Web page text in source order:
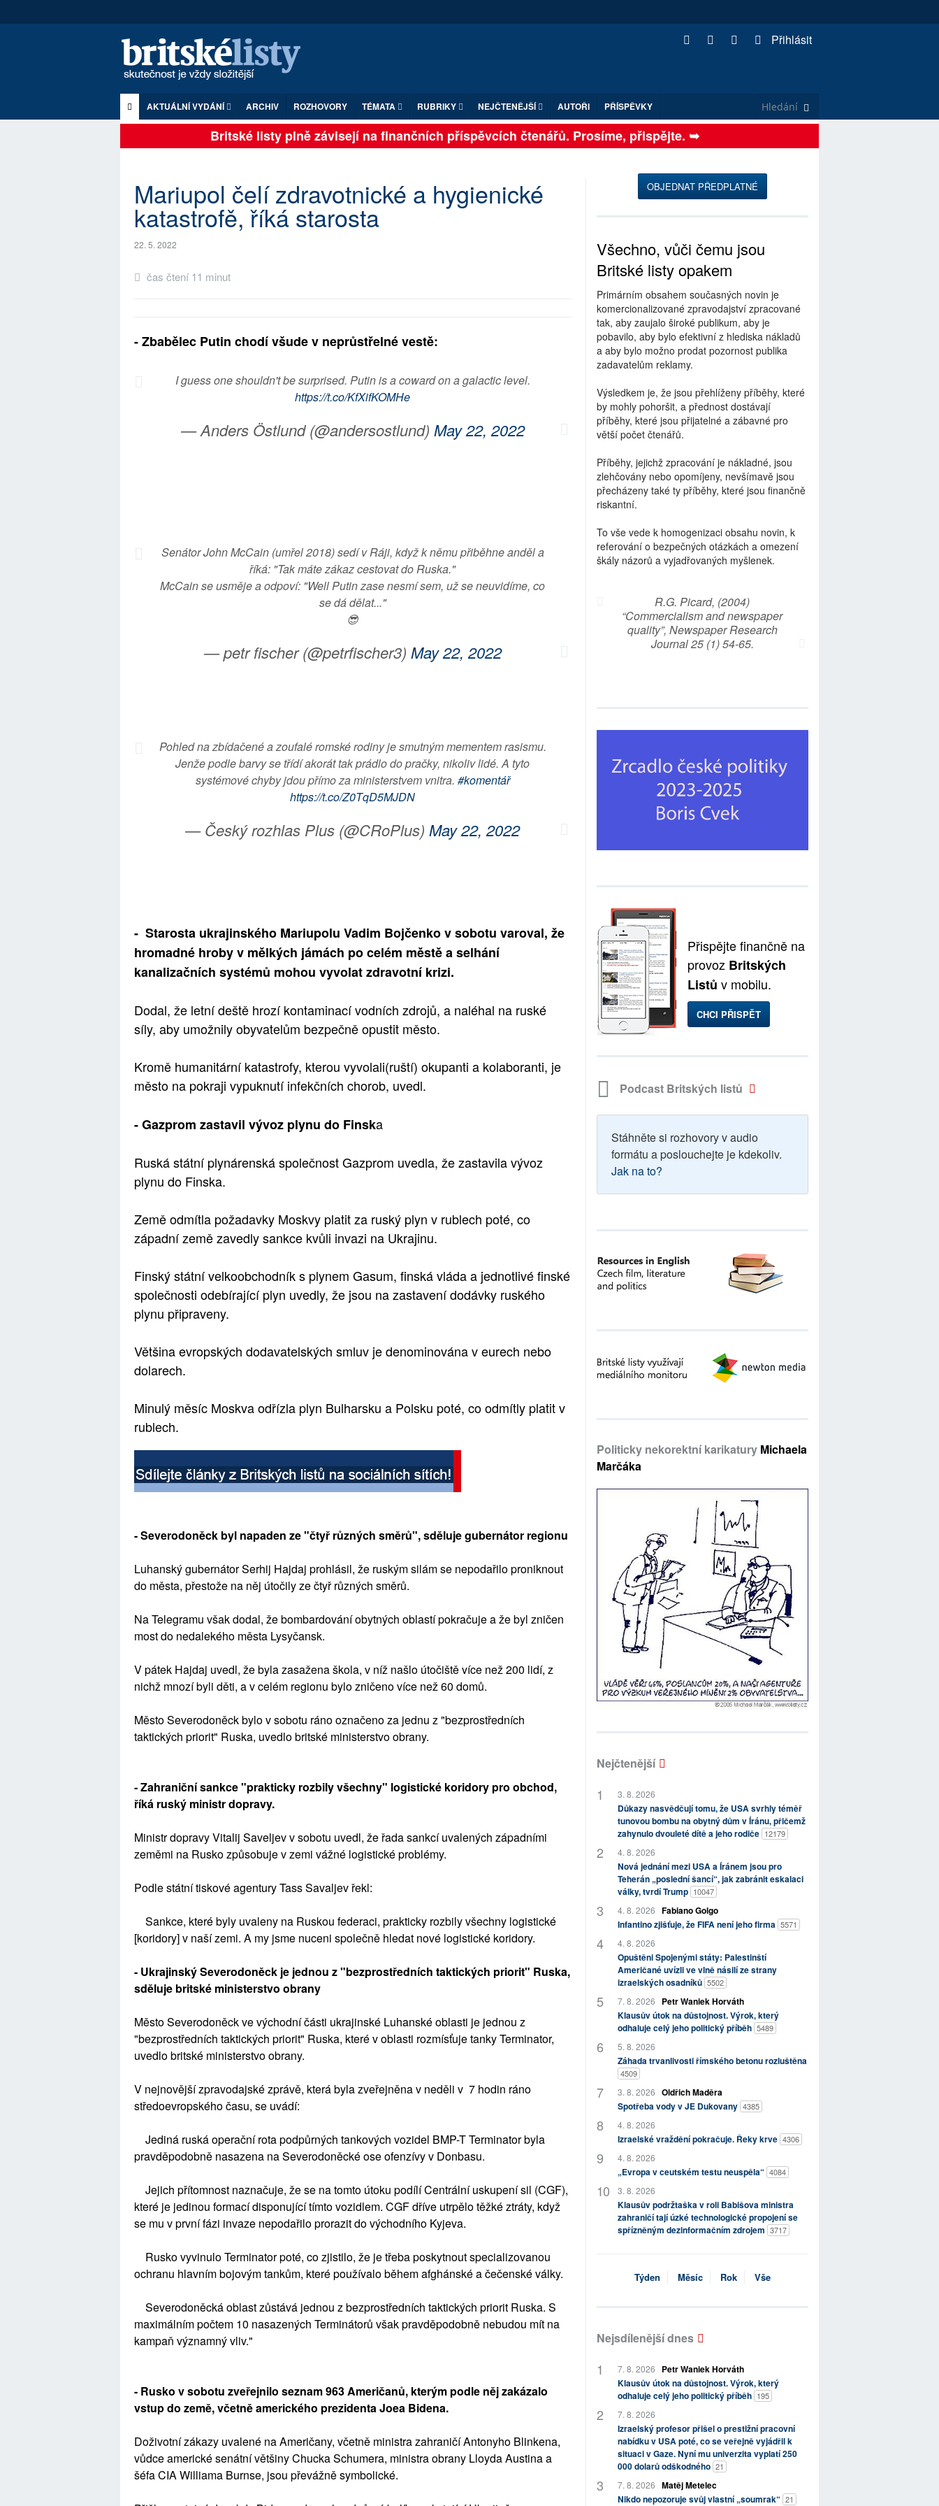
Přihlásit
AKTUÁLNÍ VYDÁNÍ ARCHIV ROZHOVORY TÉMATA RUBRIKY NEJČTENĚJŠÍ AUTOŘI PŘÍSPĚVKY
Britské listy plně závisejí na finančních příspěvcích čtenářů. Prosíme, přispějte. ➥
Mariupol čelí zdravotnické a hygienické
katastrofě, říká starosta
22. 5. 2022
čas čtení 11 minut
- Zbabělec Putin chodí všude v neprůstřelné vestě:
I guess one shouldn't be surprised. Putin is a coward on a galactic level.
https://t.co/KfXifKOMHe
— Anders Östlund (@andersostlund) May 22, 2022
Senátor John McCain (umřel 2018) sedí v Ráji, když k němu přiběhne anděl a
říká: "Tak máte zákaz cestovat do Ruska."
McCain se usměje a odpoví: "Well Putin zase nesmí sem, už se neuvidíme, co
se dá dělat..."
😎
— petr fischer (@petrfischer3) May 22, 2022
Pohled na zbídačené a zoufalé romské rodiny je smutným mementem rasismu.
Jenže podle barvy se třídí akorát tak prádlo do pračky, nikoliv lidé. A tyto
systémové chyby jdou přímo za ministerstvem vnitra. #komentář
https://t.co/Z0TqD5MJDN
— Český rozhlas Plus (@CRoPlus)May 22, 2022
- Starosta ukrajinského Mariupolu Vadim Bojčenko v sobotu varoval, že
hromadné hroby v mělkých jámách po celém městě a selhání
kanalizačních systémů mohou vyvolat zdravotní krizi.
Dodal, že letní deště hrozí kontaminací vodních zdrojů, a naléhal na ruské
síly, aby umožnily obyvatelům bezpečně opustit město.
Kromě humanitární katastrofy, kterou vyvolali(ruští) okupanti a kolaboranti, je
město na pokraji vypuknutí infekčních chorob, uvedl.
- Gazprom zastavil vývoz plynu do Finska
Ruská státní plynárenská společnost Gazprom uvedla, že zastavila vývoz
plynu do Finska.
Země odmítla požadavky Moskvy platit za ruský plyn v rublech poté, co
západní země zavedly sankce kvůli invazi na Ukrajinu.
Finský státní velkoobchodník s plynem Gasum, finská vláda a jednotlivé finské
společnosti odebírající plyn uvedly, že jsou na zastavení dodávky ruského
plynu připraveny.
Většina evropských dodavatelských smluv je denominována v eurech nebo
dolarech.
Minulý měsíc Moskva odřízla plyn Bulharsku a Polsku poté, co odmítly platit v
rublech.
- Severodoněck byl napaden ze "čtyř různých směrů", sděluje gubernátor regionu
Luhanský gubernátor Serhij Hajdaj prohlásil, že ruským silám se nepodařilo proniknout
do města, přestože na něj útočily ze čtyř různých směrů.
Na Telegramu však dodal, že bombardování obytných oblastí pokračuje a že byl zničen
most do nedalekého města Lysyčansk.
V pátek Hajdaj uvedl, že byla zasažena škola, v níž našlo útočiště více než 200 lidí, z
nichž mnozí byli děti, a v celém regionu bylo zničeno více než 60 domů.
Město Severodoněck bylo v sobotu ráno označeno za jednu z "bezprostředních
taktických priorit" Ruska, uvedlo britské ministerstvo obrany.
- Zahraniční sankce "prakticky rozbily všechny" logistické koridory pro obchod,
říká ruský ministr dopravy.
Ministr dopravy Vitalij Saveljev v sobotu uvedl, že řada sankcí uvalených západními
zeměmi na Rusko způsobuje v zemi vážné logistické problémy.
Podle státní tiskové agentury Tass Savaljev řekl:
Sankce, které byly uvaleny na Ruskou federaci, prakticky rozbily všechny logistické
[koridory] v naší zemi. A my jsme nuceni společně hledat nové logistické koridory.
- Ukrajinský Severodoněck je jednou z "bezprostředních taktických priorit" Ruska,
sděluje britské ministerstvo obrany
Město Severodoněck ve východní části ukrajinské Luhanské oblasti je jednou z
"bezprostředních taktických priorit" Ruska, které v oblasti rozmísťuje tanky Terminator,
uvedlo britské ministerstvo obrany.
V nejnovější zpravodajské zprávě, která byla zveřejněna v neděli v 7 hodin ráno
středoevropského času, se uvádí:
Jediná ruská operační rota podpůrných tankových vozidel BMP-T Terminator byla
pravděpodobně nasazena na Severodoněcké ose ofenzívy v Donbasu.
Jejich přítomnost naznačuje, že se na tomto útoku podílí Centrální uskupení sil (CGF),
které je jedinou formací disponující tímto vozidlem. CGF dříve utrpělo těžké ztráty, když
se mu v první fázi invaze nepodařilo prorazit do východního Kyjeva.
Rusko vyvinulo Terminator poté, co zjistilo, že je třeba poskytnout specializovanou
ochranu hlavním bojovým tankům, které používalo během afghánské a čečenské války.
Severodoněcká oblast zůstává jednou z bezprostředních taktických priorit Ruska. S
maximálním počtem 10 nasazených Terminátorů však pravděpodobně nebudou mít na
kampaň významný vliv."
- Rusko v sobotu zveřejnilo seznam 963 Američanů, kterým podle něj zakázalo
vstup do země, včetně amerického prezidenta Joea Bidena.
Doživotní zákazy uvalené na Američany, včetně ministra zahraničí Antonyho Blinkena,
vůdce americké senátní většiny Chucka Schumera, ministra obrany Lloyda Austina a
šéfa CIA Williama Burnse, jsou převážně symbolické.
OBJEDNAT PŘEDPLATNÉ
Všechno, vůči čemu jsou
Britské listy opakem
Primárním obsahem současných novin je
komercionalizované zpravodajství zpracované
tak, aby zaujalo široké publikum, aby je
pobavilo, aby bylo efektivní z hlediska nákladů
a aby bylo možno prodat pozornost publika
zadavatelům reklamy.
Výsledkem je, že jsou přehlíženy příběhy, které
by mohly pohoršit, a přednost dostávají
příběhy, které jsou přijatelné a zábavné pro
větší počet čtenářů.
Příběhy, jejichž zpracování je nákladné, jsou
zlehčovány nebo opomíjeny, nevšímavě jsou
přecházeny také ty příběhy, které jsou finančně
riskantní.
To vše vede k homogenizaci obsahu novin, k
referování o bezpečných otázkách a omezení
škály názorů a vyjadřovaných myšlenek.
R.G. Picard, (2004)
“Commercialism and newspaper
quality”, Newspaper Research
Journal 25 (1) 54-65.
Přispějte finančně na
provoz Britských
Listů v mobilu.
CHCI PŘISPĚT
Podcast Britských listů
Stáhněte si rozhovory v audio
formátu a poslouchejte je kdekoliv.
Jak na to?
Politicky nekorektní karikatury Michaela
Marčáka
Nejčtenější
3. 8. 2026
Důkazy nasvědčují tomu, že USA svrhly téměř
tunovou bombu na obytný dům v Íránu, přičemž
zahynulo dvouleté dítě a jeho rodiče 12179
4. 8. 2026
Nová jednání mezi USA a Íránem jsou pro
Teherán „poslední šancí“, jak zabránit eskalaci
války, tvrdí Trump 10047
4. 8. 2026 Fabiano Golgo
Infantino zjišťuje, že FIFA není jeho firma 5571
4. 8. 2026
Opuštěni Spojenými státy: Palestinští
Američané uvízli ve vlně násilí ze strany
izraelských osadníků 5502
7. 8. 2026
Petr Waniek Horváth
Klausův útok na důstojnost. Výrok, který
odhaluje celý jeho politický příběh 5489
5. 8. 2026
Záhada trvanlivosti římského betonu rozluštěna
4509
3. 8. 2026 Oldřich Maděra
Spotřeba vody v JE Dukovany 4385
4. 8. 2026
Izraelské vraždění pokračuje. Řeky krve 4306
4. 8. 2026
„Evropa v ceutském testu neuspěla“ 4084
3. 8. 2026
Klausův podržtaška v roli Babišova ministra
zahraničí tají úzké technologické propojení se
spřízněným dezinformačním zdrojem 3717
Týden Měsíc Rok Vše
Nejsdílenější dnes
7. 8. 2026
Petr Waniek Horváth
Klausův útok na důstojnost. Výrok, který
odhaluje celý jeho politický příběh 195
7. 8. 2026
Izraelský profesor přišel o prestižní pracovní
nabídku v USA poté, co se veřejně vyjádřil k
situaci v Gaze. Nyní mu univerzita vyplatí 250
000 dolarů odškodného 21
7. 8. 2026 Matěj Metelec
Nikdo nepozoruje svůj vlastní „soumrak“ 21